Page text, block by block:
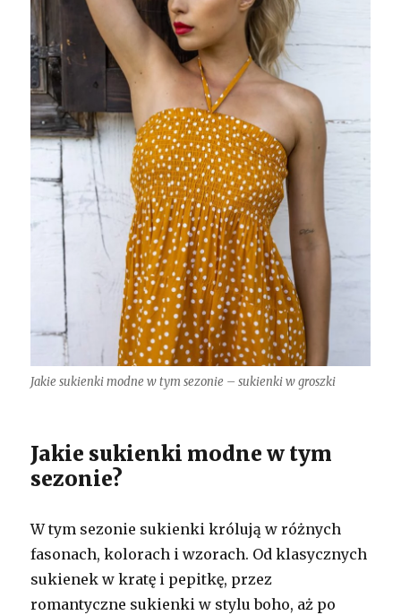
Jakie sukienki modne w tym sezonie – sukienki w groszki
Jakie sukienki modne w tym
sezonie?
W tym sezonie sukienki królują w różnych
fasonach, kolorach i wzorach. Od klasycznych
sukienek w kratę i pepitkę, przez
romantyczne sukienki w stylu boho, aż po